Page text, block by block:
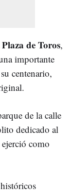
Plaza de Toros,
importante
centenario,
de la calle
dedicado al
como